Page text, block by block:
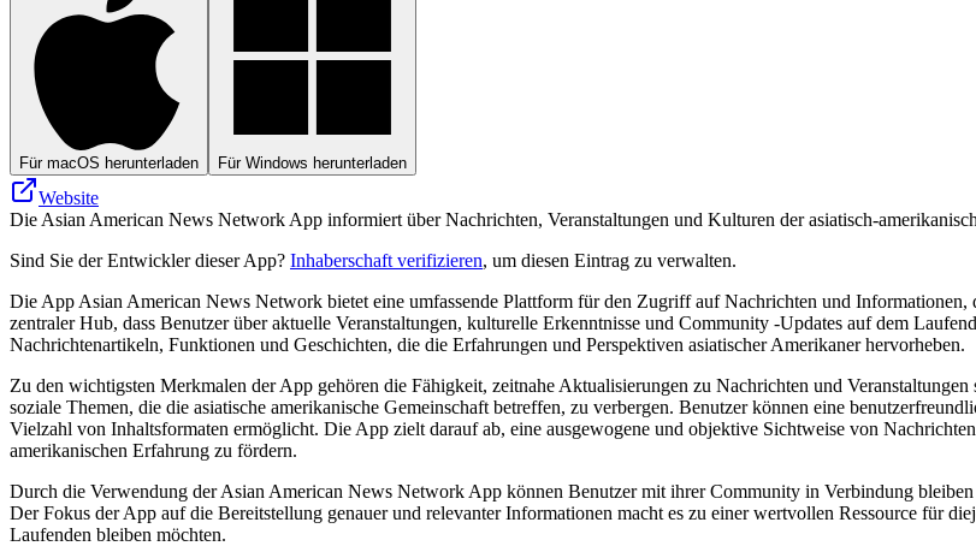
Für macOS herunterladen Für Windows herunterladen
Website
Die Asian American News Network App informiert über Nachrichten, Veranstaltungen und Kulturen der asiatisch-
Sind Sie der Entwickler dieser App? Inhaberschaft verifizieren, um diesen Eintrag zu verwalten.
Die App Asian American News Network bietet eine umfassende Plattform für den Zugriff auf Nachrichten und Informationen,
zentraler Hub, dass Benutzer über aktuelle Veranstaltungen, kulturelle Erkenntnisse und Community -Updates auf dem
Nachrichtenartikeln, Funktionen und Geschichten, die die Erfahrungen und Perspektiven asiatischer Amerikaner hervorheben.
Zu den wichtigsten Merkmalen der App gehören die Fähigkeit, zeitnahe Aktualisierungen zu Nachrichten und
soziale Themen, die die asiatische amerikanische Gemeinschaft betreffen, zu verbergen. Benutzer können eine
Vielzahl von Inhaltsformaten ermöglicht. Die App zielt darauf ab, eine ausgewogene und objektive Sichtweise von
amerikanischen Erfahrung zu fördern.
Durch die Verwendung der Asian American News Network App können Benutzer mit ihrer Community in Verbindung
Der Fokus der App auf die Bereitstellung genauer und relevanter Informationen macht es zu einer wertvollen Ressource für
Laufenden bleiben möchten.